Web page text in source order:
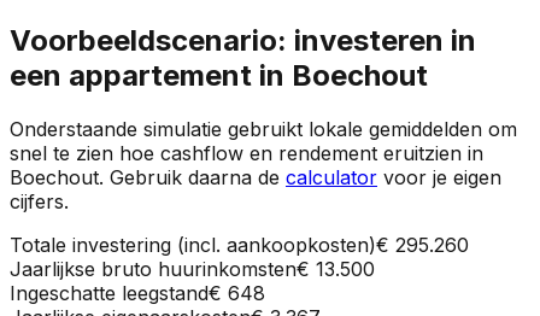
Voorbeeldscenario: investeren in
een appartement in Boechout
Onderstaande simulatie gebruikt lokale gemiddelden om
snel te zien hoe cashflow en rendement eruitzien in
Boechout. Gebruik daarna de calculator voor je eigen
cijfers.
Totale investering (incl. aankoopkosten)€ 295.260
Jaarlijkse bruto huurinkomsten€ 13.500
Ingeschatte leegstand€ 648